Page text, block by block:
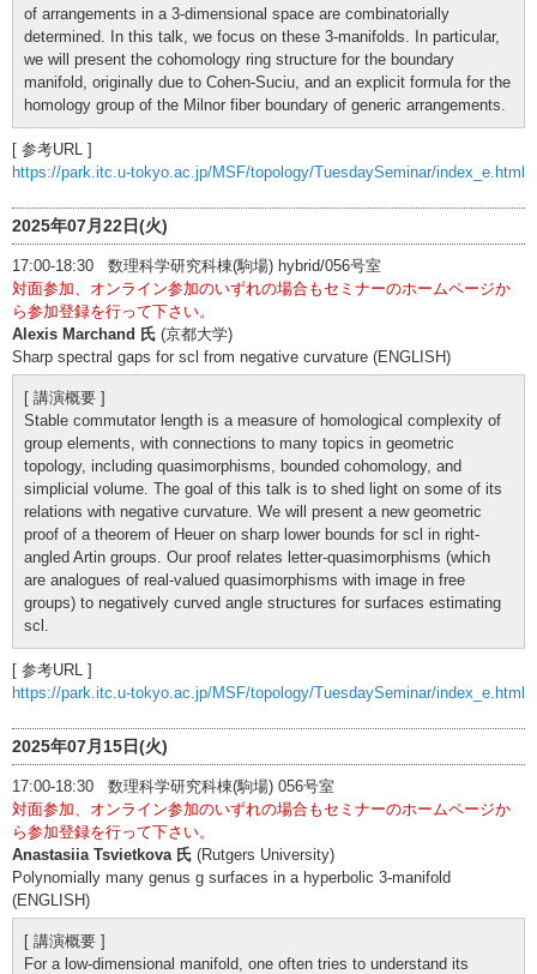
of arrangements in a 3-dimensional space are combinatorially
determined. In this talk, we focus on these 3-manifolds. In particular,
we will present the cohomology ring structure for the boundary
manifold, originally due to Cohen-Suciu, and an explicit formula for the
homology group of the Milnor fiber boundary of generic arrangements.
[ 参考URL ]
https://park.itc.u-tokyo.ac.jp/MSF/topology/TuesdaySeminar/index_e.html
2025年07月22日(火)
17:00-18:30 数理科学研究科棟(駒場) hybrid/056号室
対面参加、オンライン参加のいずれの場合もセミナーのホームページか
ら参加登録を行って下さい。
Alexis Marchand 氏 (京都大学)
Sharp spectral gaps for scl from negative curvature (ENGLISH)
[ 講演概要 ]
Stable commutator length is a measure of homological complexity of
group elements, with connections to many topics in geometric
topology, including quasimorphisms, bounded cohomology, and
simplicial volume. The goal of this talk is to shed light on some of its
relations with negative curvature. We will present a new geometric
proof of a theorem of Heuer on sharp lower bounds for scl in right-
angled Artin groups. Our proof relates letter-quasimorphisms (which
are analogues of real-valued quasimorphisms with image in free
groups) to negatively curved angle structures for surfaces estimating
scl.
[ 参考URL ]
https://park.itc.u-tokyo.ac.jp/MSF/topology/TuesdaySeminar/index_e.html
2025年07月15日(火)
17:00-18:30 数理科学研究科棟(駒場) 056号室
対面参加、オンライン参加のいずれの場合もセミナーのホームページか
ら参加登録を行って下さい。
Anastasiia Tsvietkova 氏 (Rutgers University)
Polynomially many genus g surfaces in a hyperbolic 3-manifold
(ENGLISH)
[ 講演概要 ]
For a low-dimensional manifold, one often tries to understand its